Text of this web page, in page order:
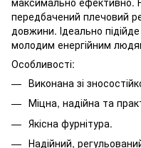
передбачений плечовий
довжини. Ідеально
молодим енергійним
Особливості:
Виконана зі
Міцна, надійна та
Якісна фурнітура.
Надійний,